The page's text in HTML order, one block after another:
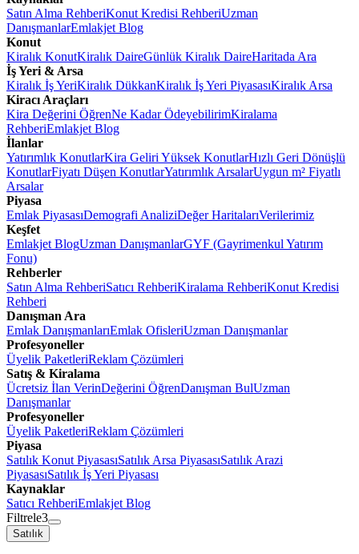
Satın Alma RehberiKonut Kredisi RehberiUzman
DanışmanlarEmlakjet Blog
Konut
Kiralık KonutKiralık DaireGünlük Kiralık DaireHaritada Ara
İş Yeri & Arsa
Kiralık İş YeriKiralık DükkanKiralık İş Yeri PiyasasıKiralık Arsa
Kiracı Araçları
Kira Değerini ÖğrenNe Kadar ÖdeyebilirimKiralama
RehberiEmlakjet Blog
İlanlar
Yatırımlık KonutlarKira Geliri Yüksek KonutlarHızlı Geri Dönüşlü
KonutlarFiyatı Düşen KonutlarYatırımlık ArsalarUygun m² Fiyatlı
Arsalar
Piyasa
Emlak PiyasasıDemografi AnaliziDeğer HaritalarıVerilerimiz
Keşfet
Emlakjet BlogUzman DanışmanlarGYF (Gayrimenkul Yatırım
Fonu)
Rehberler
Satın Alma RehberiSatıcı RehberiKiralama RehberiKonut Kredisi
Rehberi
Danışman Ara
Emlak DanışmanlarıEmlak OfisleriUzman Danışmanlar
Profesyoneller
Üyelik PaketleriReklam Çözümleri
Satış & Kiralama
Ücretsiz İlan VerinDeğerini ÖğrenDanışman BulUzman
Danışmanlar
Profesyoneller
Üyelik PaketleriReklam Çözümleri
Piyasa
Satılık Konut PiyasasıSatılık Arsa PiyasasıSatılık Arazi
PiyasasıSatılık İş Yeri Piyasası
Kaynaklar
Satıcı RehberiEmlakjet Blog
Filtrele3
Satılık